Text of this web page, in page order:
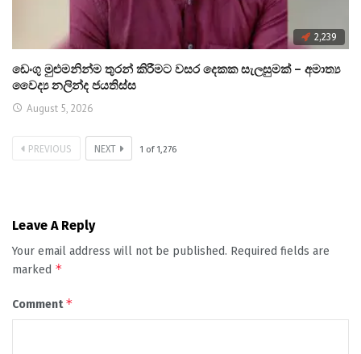
2,239
ඩෙංගු මුළුමනින්ම තුරන් කිරීමට වසර දෙකක සැලසුමක් – අමාත්‍ය
වෛද්‍ය නලින්ද ජයතිස්ස
August 5, 2026
PREVIOUS NEXT 1 of 1,276
Leave A Reply
Your email address will not be published. Required fields are
marked *
Comment*